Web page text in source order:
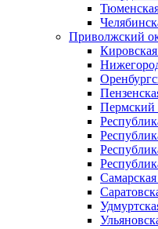
Приволжский
Пермский
Самарская